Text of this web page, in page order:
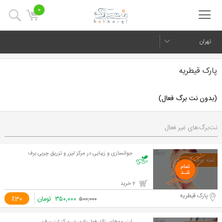
0
تهران
پارک قیطریه
(بدون نت برگ فعال)
نت‌برگ‌های غیر فعال
جوانسازی و زیبایی در مرکز لیزر و تزریق چربی برف
٪30 پارک قیطریه ۵۰۰,۰۰۰ ۳۵۰,۰۰۰ تومان